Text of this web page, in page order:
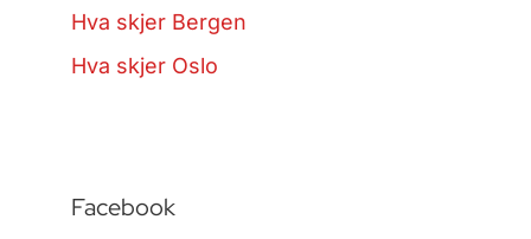
Hva skjer Bergen
Hva skjer Oslo
Facebook